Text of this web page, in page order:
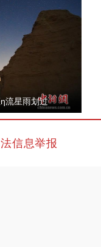
国情缘
流星雨划过
信息举报